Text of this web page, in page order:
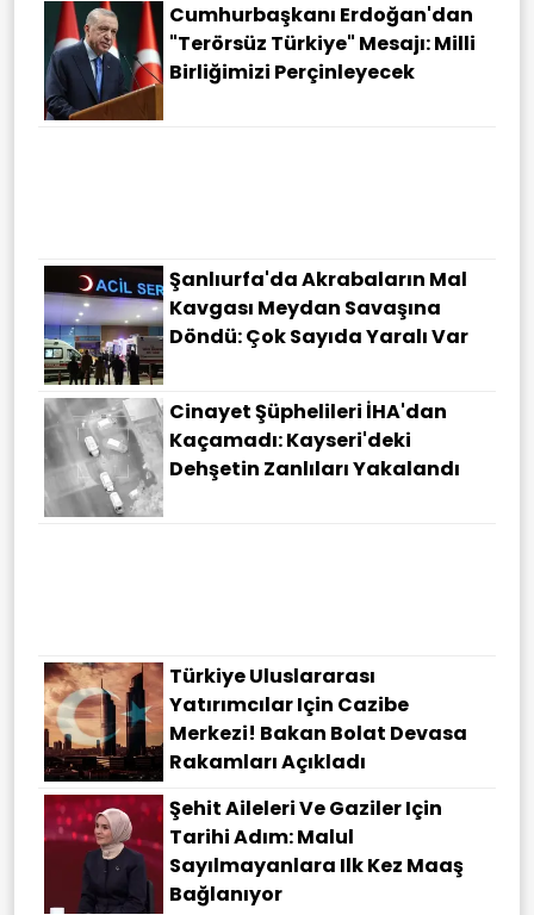
Cumhurbaşkanı Erdoğan'dan
"terörsüz Türkiye" Mesajı: Milli
Birliğimizi Perçinleyecek
Şanlıurfa'da Akrabaların Mal
Kavgası Meydan Savaşına
Döndü: Çok Sayıda Yaralı Var
Cinayet Şüphelileri İHA'dan
Kaçamadı: Kayseri'deki
Dehşetin Zanlıları Yakalandı
Türkiye Uluslararası
Yatırımcılar Için Cazibe
Merkezi! Bakan Bolat Devasa
Rakamları Açıkladı
Şehit Aileleri Ve Gaziler Için
Tarihi Adım: Malul
Sayılmayanlara Ilk Kez Maaş
Bağlanıyor